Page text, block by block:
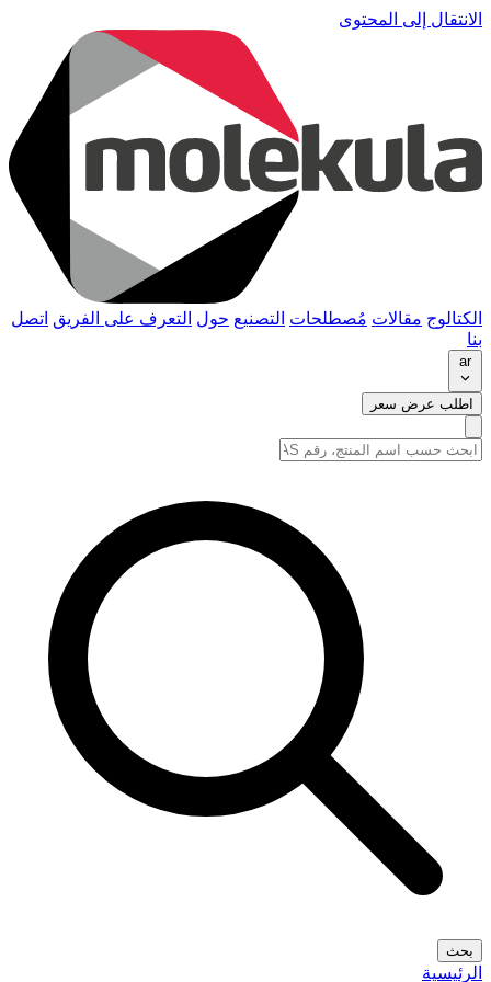
الانتقال إلى المحتوى
الكتالوج مقالات مُصطلحات التصنيع حول التعرف على الفريق اتصل
بنا
ar
اطلب عرض سعر
بحث
الرئيسية